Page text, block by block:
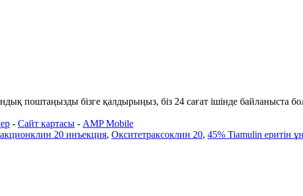
поштаңызды бізге қалдырыңыз, біз 24 сағат ішінде байланыста
- Сайт картасы - AMP Mobile
20 инъекция, Окситетраксоклин 20, 45% Tiamulin еритін